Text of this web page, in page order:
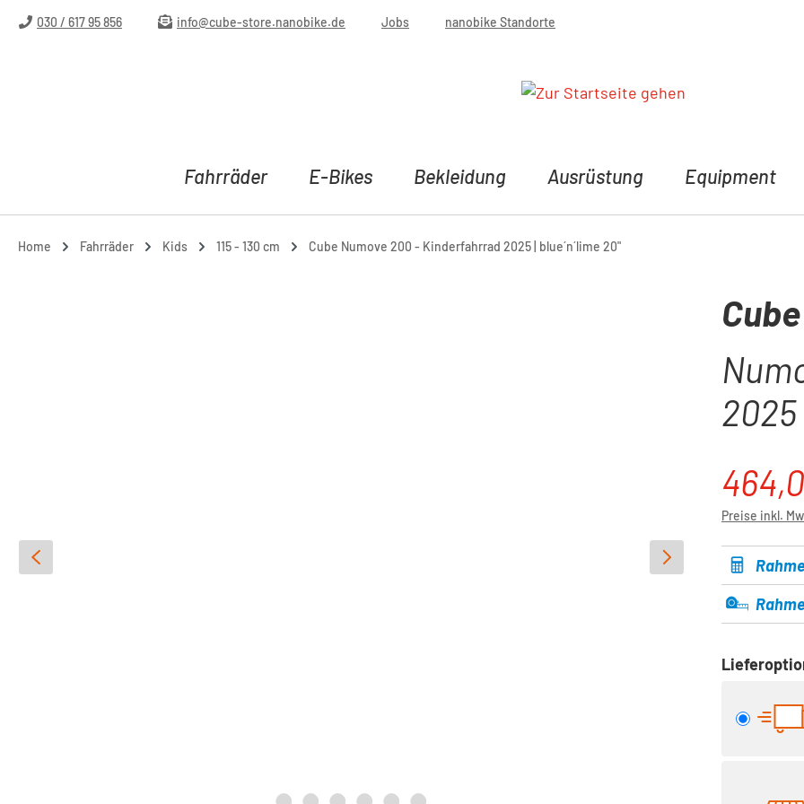
Hauptinhalt springen
Zur Suche springen
Zur Hauptnavigation springen
030 / 617 95 856 info@cube-store.nanobike.de Jobs nanobike Standorte
Fahrräder E-Bikes Bekleidung Ausrüstung Equipment
Home Fahrräder Kids 115 - 130 cm Cube Numove 200 - Kinderfahrrad 2025 | blue´n´lime 20"
Cube
2025
Preise inkl.